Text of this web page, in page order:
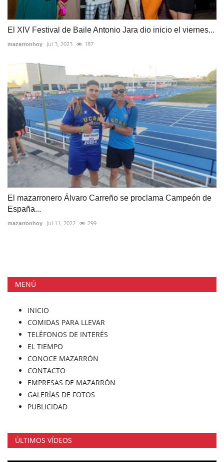
El XIV Festival de Baile Antonio Jara dio inicio el viernes...
mazarronhoy Jul 3, 2023 187
El mazarronero Álvaro Carreño se proclama Campeón de
España...
mazarronhoy Jul 11, 2022 299
MENÚ
INICIO
COMIDAS PARA LLEVAR
TELÉFONOS DE INTERÉS
EL TIEMPO
CONOCE MAZARRÓN
CONTACTO
EMPRESAS DE MAZARRÓN
GALERÍAS DE FOTOS
PUBLICIDAD
ÚLTIMOS VÍDEOS